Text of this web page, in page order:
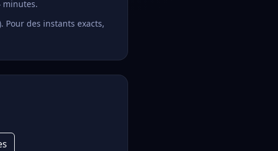
minutes.
Pour des instants exacts,